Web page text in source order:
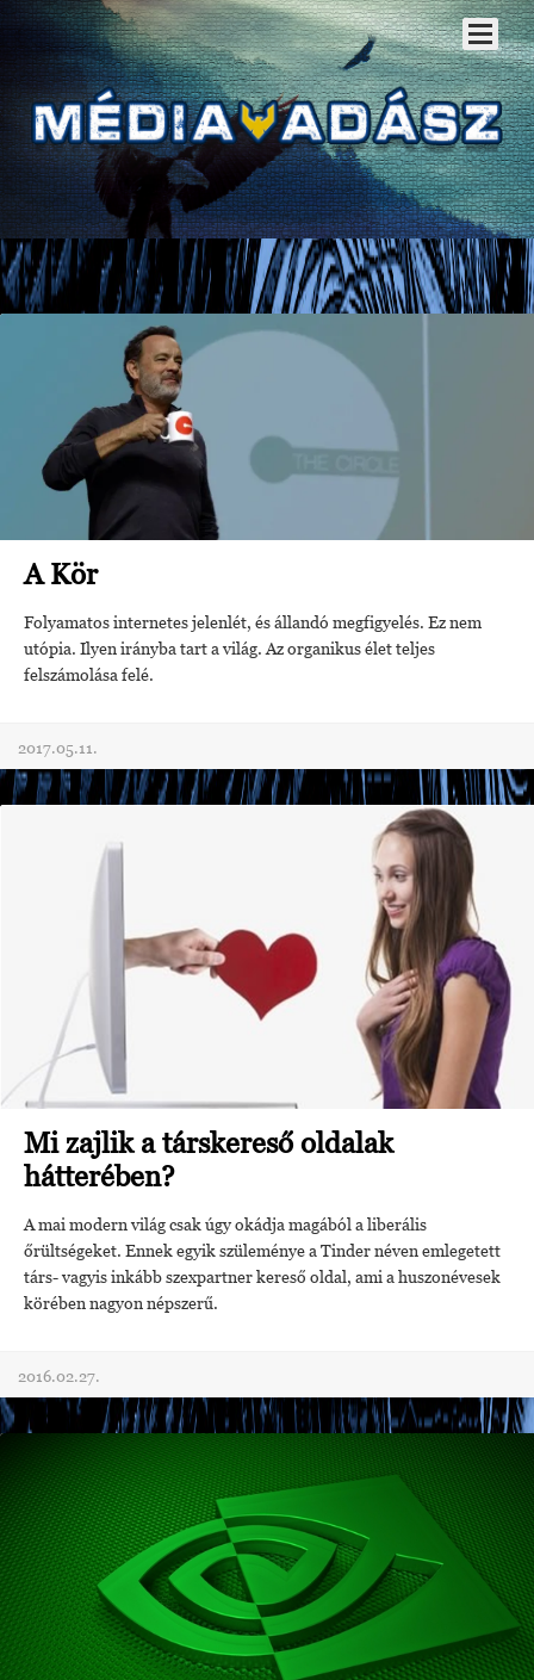
A Kör
Folyamatos internetes jelenlét, és állandó megfigyelés. Ez nem
utópia. Ilyen irányba tart a világ. Az organikus élet teljes
felszámolása felé.
2017.05.11.
Mi zajlik a társkereső oldalak
hátterében?
A mai modern világ csak úgy okádja magából a liberális
őrültségeket. Ennek egyik szüleménye a Tinder néven emlegetett
társ- vagyis inkább szexpartner kereső oldal, ami a huszonévesek
körében nagyon népszerű.
2016.02.27.